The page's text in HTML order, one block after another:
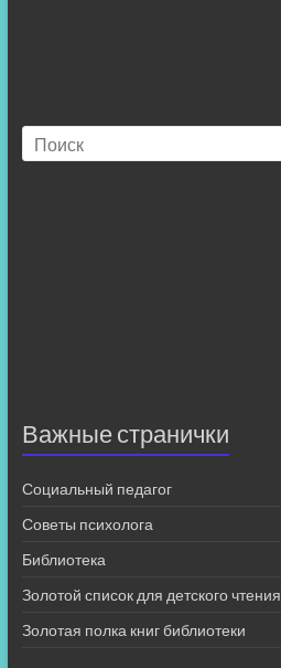
Важные странички
Социальный педагог
Советы психолога
Библиотека
Золотой список для детского чтения
Золотая полка книг библиотеки